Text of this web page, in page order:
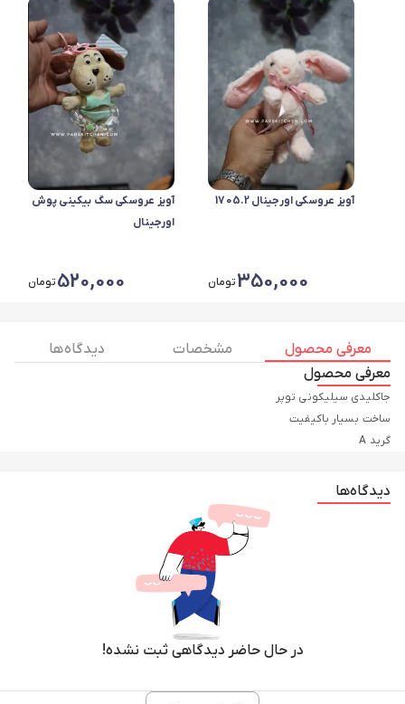
آویز عروسکی اورجینال 1705.2
350,000تومان
آویز عروسکی سگ بیکینی پوش
اورجینال
520,000تومان
معرفی محصول مشخصات
دیدگاه ها
معرفی محصول
گرید A
دیدگاه‌ها
در حال حاضر دیدگاهی ثبت نشده!